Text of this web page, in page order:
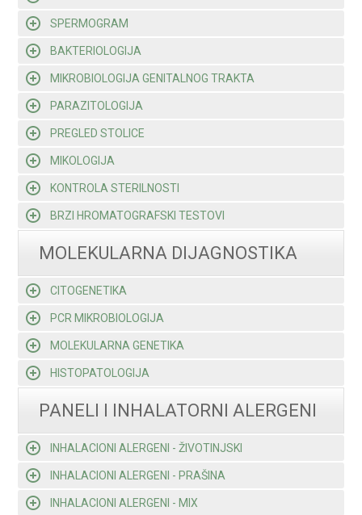
SPERMOGRAM
BAKTERIOLOGIJA
MIKROBIOLOGIJA GENITALNOG TRAKTA
PARAZITOLOGIJA
PREGLED STOLICE
MIKOLOGIJA
KONTROLA STERILNOSTI
BRZI HROMATOGRAFSKI TESTOVI
MOLEKULARNA DIJAGNOSTIKA
CITOGENETIKA
PCR MIKROBIOLOGIJA
MOLEKULARNA GENETIKA
HISTOPATOLOGIJA
PANELI I INHALATORNI ALERGENI
INHALACIONI ALERGENI - ŽIVOTINJSKI
INHALACIONI ALERGENI - PRAŠINA
INHALACIONI ALERGENI - MIX